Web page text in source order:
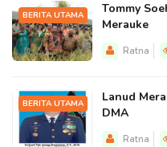
BERITA UTAMA
Tommy
Merauke
Ratna
BERITA UTAMA
Lanud
DMA
Ratna